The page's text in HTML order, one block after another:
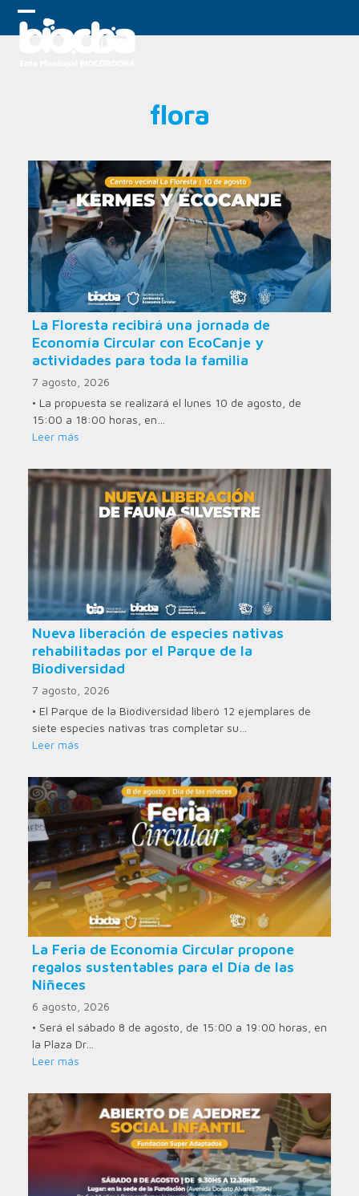
Skip
Open
Close
flora
La Floresta recibirá una jornada de
Economía Circular con EcoCanje y
actividades para toda la familia
7 agosto, 2026
• La propuesta se realizará el lunes 10 de agosto, de
15:00 a 18:00 horas, en…
Leer más
Nueva liberación de especies nativas
rehabilitadas por el Parque de la
Biodiversidad
7 agosto, 2026
• El Parque de la Biodiversidad liberó 12 ejemplares de
siete especies nativas tras completar su…
Leer más
La Feria de Economía Circular propone
regalos sustentables para el Día de las
Niñeces
6 agosto, 2026
• Será el sábado 8 de agosto, de 15:00 a 19:00 horas, en
la Plaza Dr…
Leer más